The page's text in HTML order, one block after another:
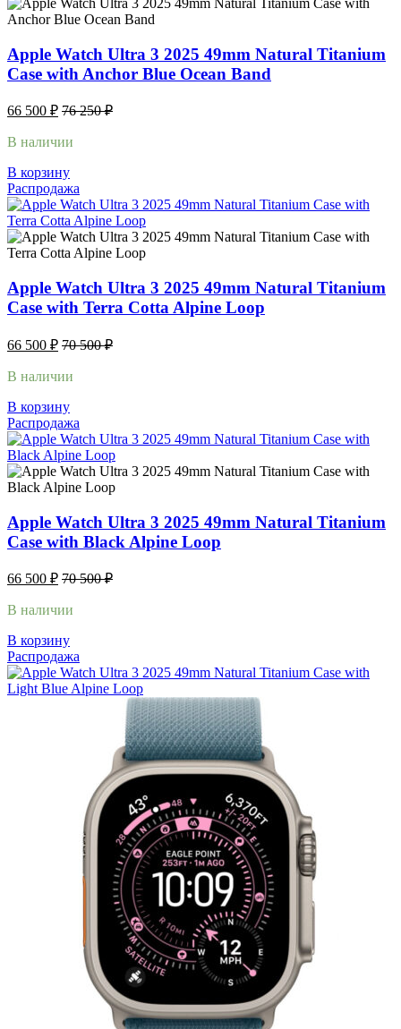
Apple Watch Ultra 3 2025 49mm Natural Titanium
Case with Anchor Blue Ocean Band
66 500 ₽ 76 250₽
В наличии
В корзину
Распродажа
Apple Watch Ultra 3 2025 49mm Natural Titanium
Case with Terra Cotta Alpine Loop
66 500 ₽ 70 500₽
В наличии
В корзину
Распродажа
Apple Watch Ultra 3 2025 49mm Natural Titanium
Case with Black Alpine Loop
66 500 ₽ 70 500₽
В наличии
В корзину
Распродажа